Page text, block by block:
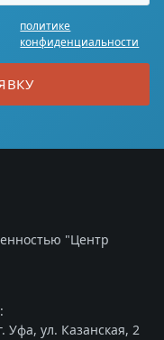
политике
конфиденциальности
"Центр
Уфа, ул. Казанская, 2